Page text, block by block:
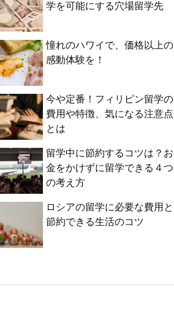
学を可能にする穴場留学先
憧れのハワイで、価格以上の
感動体験を！
今や定番！フィリピン留学の
費用や特徴、気になる注意点
とは
留学中に節約するコツは？お
金をかけずに留学できる４つ
の考え方
ロシアの留学に必要な費用と
節約できる生活のコツ